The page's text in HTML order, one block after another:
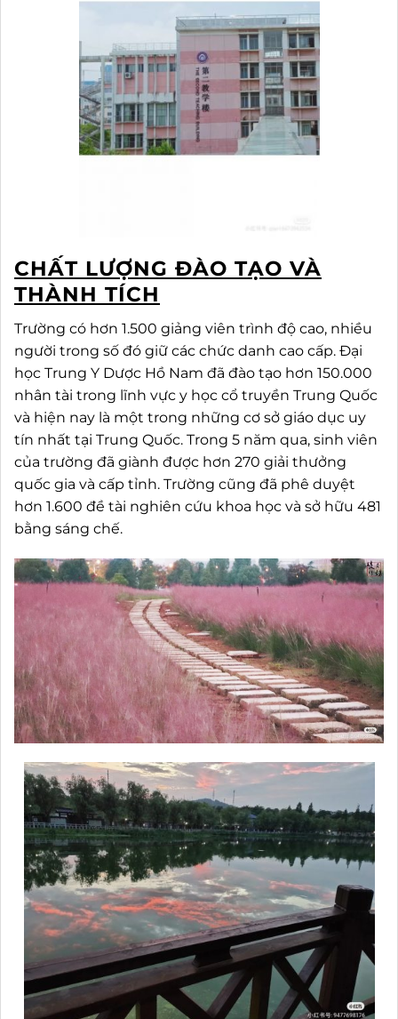
CHẤT LƯỢNG ĐÀO TẠO VÀ
THÀNH TÍCH
Trường có hơn 1.500 giảng viên trình độ cao, nhiều
người trong số đó giữ các chức danh cao cấp. Đại
học Trung Y Dược Hồ Nam đã đào tạo hơn 150.000
nhân tài trong lĩnh vực y học cổ truyền Trung Quốc
và hiện nay là một trong những cơ sở giáo dục uy
tín nhất tại Trung Quốc. Trong 5 năm qua, sinh viên
của trường đã giành được hơn 270 giải thưởng
quốc gia và cấp tỉnh. Trường cũng đã phê duyệt
hơn 1.600 đề tài nghiên cứu khoa học và sở hữu 481
bằng sáng chế.